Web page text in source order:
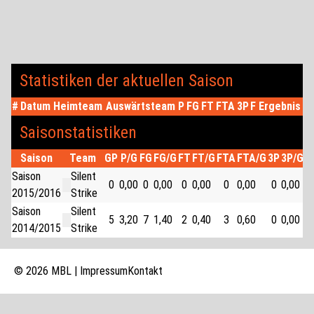
Statistiken der aktuellen Saison
# Datum Heimteam Auswärtsteam P FG FT FTA 3PF Ergebnis
Saisonstatistiken
Saison Team GP P/G FG FG/G FT FT/G FTA FTA/G 3P3P/G
Saison
2015/2016
Silent
Strike
0 0,00 0 0,00 0 0,00 0 0,00 0 0,00
Saison
2014/2015
Silent
Strike
5 3,20 7 1,40 2 0,40 3 0,60 0 0,00
© 2026 MBL | ImpressumKontakt